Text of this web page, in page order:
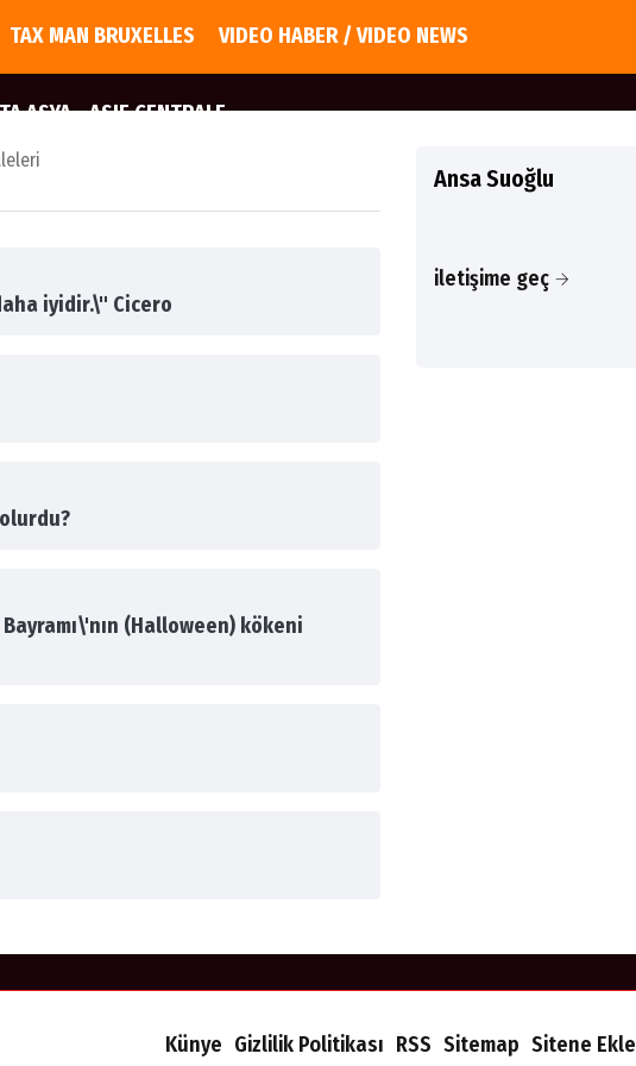
TAX MAN BRUXELLES VIDEO HABER / VIDEO NEWS
ASYA - ASIE CENTRALE
iyidir.\" Cicero
(Halloween) kökeni
Ansa Suoğlu
iletişime geç
Künye Gizlilik Politikası RSS Sitemap Sitene Ekle